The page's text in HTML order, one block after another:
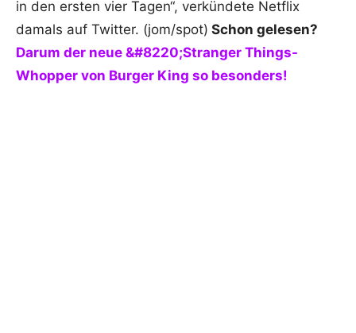
in den ersten vier Tagen“, verkündete Netflix
damals auf Twitter. (jom/spot) Schon gelesen?
Darum der neue &#8220;Stranger Things-
Whopper von Burger King so besonders!